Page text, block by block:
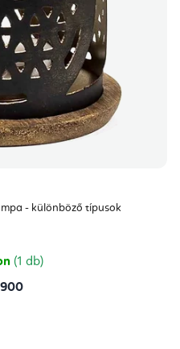
- különböző típusok
(1 db)